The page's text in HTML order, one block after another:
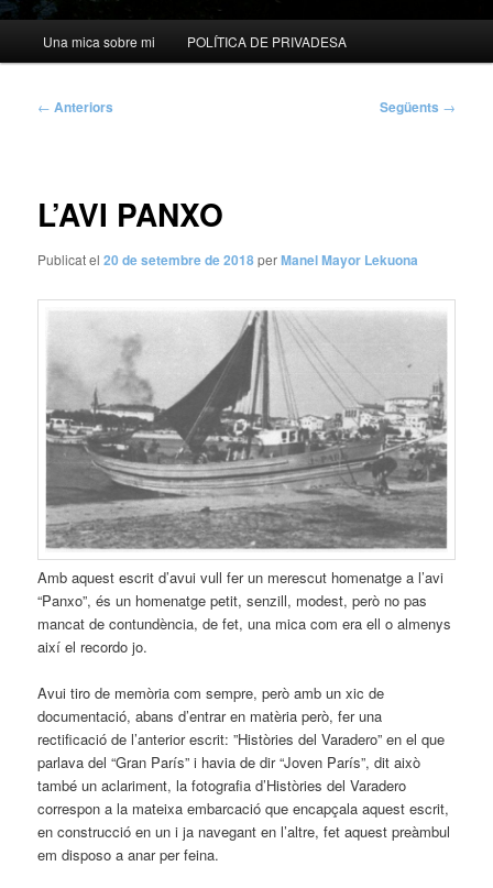
Una mica sobre mi POLÍTICA DE PRIVADESA
Navegació
← Anteriors Següents →
L’AVI PANXO
Publicat el20 de setembre de 2018perManel Mayor Lekuona
Amb aquest escrit d’avui vull fer un merescut homenatge a l’avi
“Panxo”, és un homenatge petit, senzill, modest, però no pas
mancat de contundència, de fet, una mica com era ell o almenys
així el recordo jo.
Avui tiro de memòria com sempre, però amb un xic de
documentació, abans d’entrar en matèria però, fer una
rectificació de l’anterior escrit: ”Històries del Varadero” en el que
parlava del “Gran París” i havia de dir “Joven París”, dit això
també un aclariment, la fotografia d’Històries del Varadero
correspon a la mateixa embarcació que encapçala aquest escrit,
en construcció en un i ja navegant en l’altre, fet aquest preàmbul
em disposo a anar per feina.